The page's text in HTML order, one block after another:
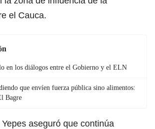
el Cauca.
en los diálogos entre el Gobierno y el ELN
que envíen fuerza pública sino alimentos:
Bagre
aseguró que continúa